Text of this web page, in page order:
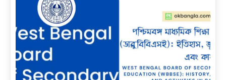
details
of
Hypothyroidism
in
Bengali